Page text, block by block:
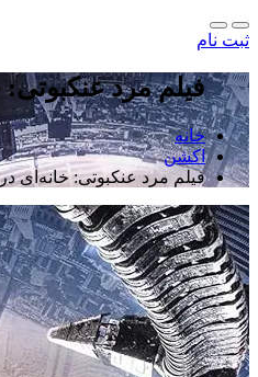
ثبت نام
فیلم مرد
خانه
اکشن
فیلم مرد عنکبوتی: خانه‌ای